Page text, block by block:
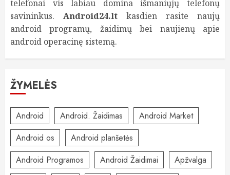
telefonai vis labiau domina išmaniųjų telefonų
savininkus. Android24.lt kasdien rasite naujų
android programų, žaidimų bei naujienų apie
android operacinę sistemą.
ŽYMELĖS
Android Android. Žaidimas
Android Market
Android os
Android planšetės
Android Programos
Android Žaidimai
Apžvalga